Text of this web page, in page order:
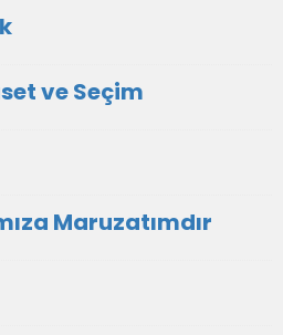
ve Seçim
Maruzatımdır